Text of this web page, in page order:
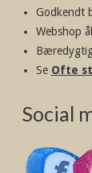
Godkendt
Webshop
Se Ofte
Social